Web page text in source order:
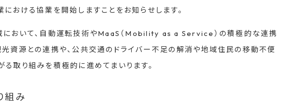
おける協業を開始しますことをお知らせします。
において、自動運転技術やMaaS（Mobility as a Service）の積極的な連携
資源との連携や、公共交通のドライバー不足の解消や地域住民の移動不便
取り組みを積極的に進めてまいります。
組み